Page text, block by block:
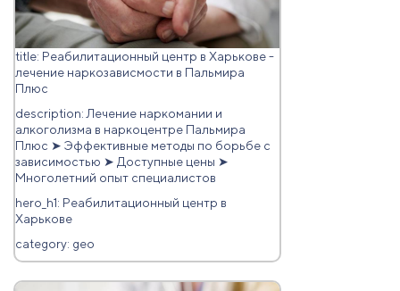
title: Реабилитационный центр в Харькове -
лечение наркозависмости в Пальмира
Плюс
description: Лечение наркомании и
алкоголизма в наркоцентре Пальмира
Плюс ➤ Эффективные методы по борьбе с
зависимостью ➤ Доступные цены ➤
Многолетний опыт специалистов
hero_h1: Реабилитационный центр в
Харькове
category: geo